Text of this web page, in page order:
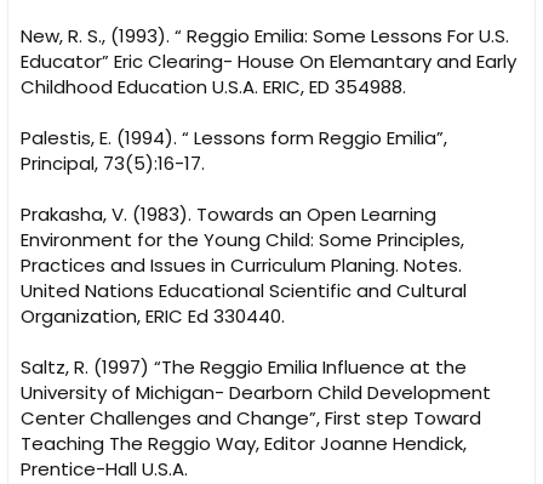
New, R. S., (1993). “ Reggio Emilia: Some Lessons For U.S.
Educator” Eric Clearing- House On Elemantary and Early
Childhood Education U.S.A. ERIC, ED 354988.
Palestis, E. (1994). “ Lessons form Reggio Emilia”,
Principal, 73(5):16-17.
Prakasha, V. (1983). Towards an Open Learning
Environment for the Young Child: Some Principles,
Practices and Issues in Curriculum Planing. Notes.
United Nations Educational Scientific and Cultural
Organization, ERIC Ed 330440.
Saltz, R. (1997) “The Reggio Emilia Influence at the
University of Michigan- Dearborn Child Development
Center Challenges and Change”, First step Toward
Teaching The Reggio Way, Editor Joanne Hendick,
Prentice-Hall U.S.A.